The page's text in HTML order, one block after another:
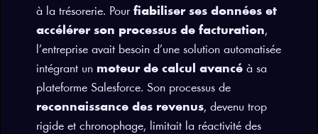
à la trésorerie. Pour fiabiliser ses données et
accélérer son processus de facturation,
l’entreprise avait besoin d’une solution automatisée
intégrant un moteur de calcul avancé à sa
plateforme Salesforce. Son processus de
reconnaissance des revenus, devenu trop
rigide et chronophage, limitait la réactivité des